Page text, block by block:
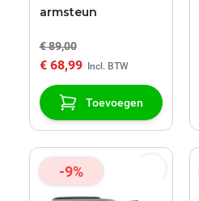
armsteun
€ 89,00
€ 68,99
Toevoegen
-9%